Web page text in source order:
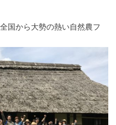
国から大勢の熱い自然農フ